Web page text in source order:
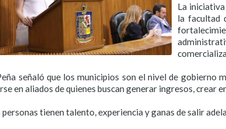
La
la facultad
señaló que los municipios son el nivel de gobierno
en aliados de quienes buscan generar ingresos, crear
personas tienen talento, experiencia y ganas de salir